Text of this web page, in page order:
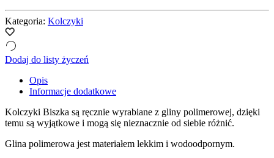
Kategoria: Kolczyki
Dodaj do listy życzeń
Opis
Informacje dodatkowe
Kolczyki Biszka są ręcznie wyrabiane z gliny polimerowej, dzięki
temu są wyjątkowe i mogą się nieznacznie od siebie różnić.
Glina polimerowa jest materiałem lekkim i wodoodpornym.